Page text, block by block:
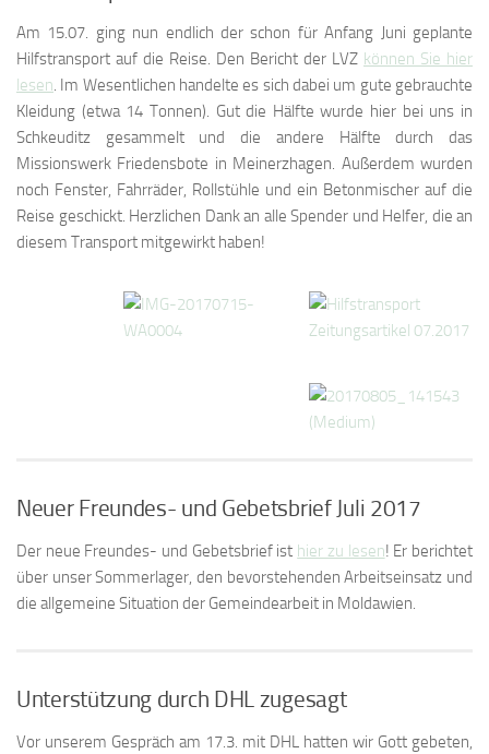
Am 15.07. ging nun endlich der schon für Anfang Juni geplante
Hilfstransport auf die Reise. Den Bericht der LVZ können Sie hier
lesen. Im Wesentlichen handelte es sich dabei um gute gebrauchte
Kleidung (etwa 14 Tonnen). Gut die Hälfte wurde hier bei uns in
Schkeuditz gesammelt und die andere Hälfte durch das
Missionswerk Friedensbote in Meinerzhagen. Außerdem wurden
noch Fenster, Fahrräder, Rollstühle und ein Betonmischer auf die
Reise geschickt. Herzlichen Dank an alle Spender und Helfer, die an
diesem Transport mitgewirkt haben!
Neuer Freundes- und Gebetsbrief Juli 2017
Der neue Freundes- und Gebetsbrief ist hier zu lesen! Er berichtet
über unser Sommerlager, den bevorstehenden Arbeitseinsatz und
die allgemeine Situation der Gemeindearbeit in Moldawien.
Unterstützung durch DHL zugesagt
Vor unserem Gespräch am 17.3. mit DHL hatten wir Gott gebeten,